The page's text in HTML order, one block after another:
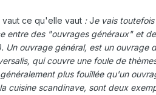
vaut ce qu'elle vaut :Je vais
entre des "ouvrages généraux" et
Un ouvrage général, est un ouvrage
qui couvre une foule de
plus fouillée qu'un
cuisine scandinave, sont deux